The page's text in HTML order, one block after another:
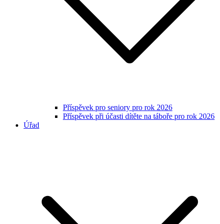
Příspěvek pro seniory pro rok 2026
Příspěvek při účasti dítěte na táboře pro rok 2026
Úřad